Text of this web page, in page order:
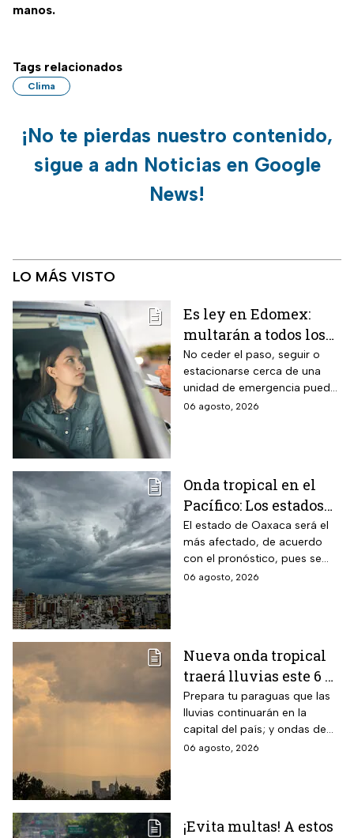
manos.
Tags relacionados
Clima
¡No te pierdas nuestro contenido,
sigue a adn Noticias en Google
News!
LO MÁS VISTO
Es ley en Edomex:
multarán a todos los
conductores que
cometan este error
frente a ambulancias
y patrullas
No ceder el paso, seguir o
estacionarse cerca de una
unidad de emergencia puede
generar una multa de más de
06 agosto, 2026
Onda tropical en el
Pacífico: Los estados
donde lloverá más
fuerte este jueves y
viernes
El estado de Oaxaca será el
más afectado, de acuerdo
con el pronóstico, pues se
prevén lluvias intensas con
06 agosto, 2026
Nueva onda tropical
traerá lluvias este 6 de
agosto; Monzón
mexicano aumentará
las temperaturas este
jueves
Prepara tu paraguas que las
lluvias continuarán en la
capital del país; y ondas de
calor afectarán el norte de
06 agosto, 2026
¡Evita multas! A estos